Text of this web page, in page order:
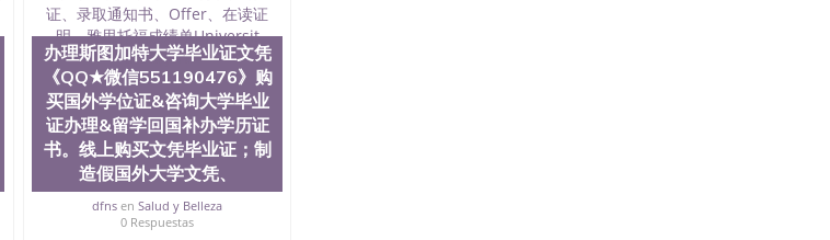
办理斯图加特大学毕业证文凭
《QQ★微信551190476》购
买国外学位证&咨询大学毕业
证办理&留学回国补办学历证
书。线上购买文凭毕业证；制
造假国外大学文凭、
dfns enSalud y Belleza
0 Respuestas